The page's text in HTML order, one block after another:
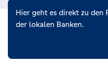
Hier geht es direkt zu
der lokalen Banken.